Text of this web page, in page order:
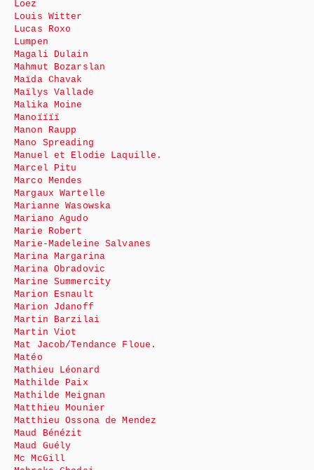
Loez
Louis Witter
Lucas Roxo
Lumpen
Magali Dulain
Mahmut Bozarslan
Maïda Chavak
Maïlys Vallade
Malika Moine
Manoïïïï
Manon Raupp
Mano Spreading
Manuel et Elodie Laquille.
Marcel Pitu
Marco Mendes
Margaux Wartelle
Marianne Wasowska
Mariano Agudo
Marie Robert
Marie-Madeleine Salvanes
Marina Margarina
Marina Obradovic
Marine Summercity
Marion Esnault
Marion Jdanoff
Martin Barzilai
Martin Viot
Mat Jacob/Tendance Floue.
Matéo
Mathieu Léonard
Mathilde Paix
Mathilde Meignan
Matthieu Mounier
Matthieu Ossona de Mendez
Maud Bénézit
Maud Guély
Mc McGill